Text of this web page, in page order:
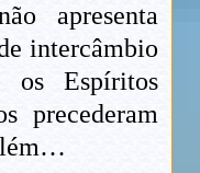
apresenta
intercâmbio
os Espíritos
precederam